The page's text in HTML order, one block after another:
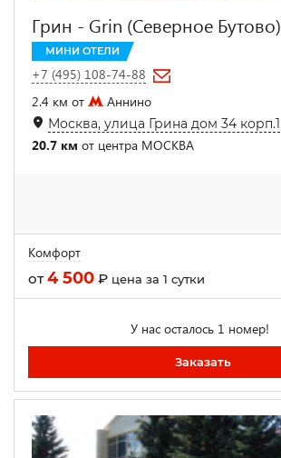
Грин - Grin (Северное Бутово)
МИНИ ОТЕЛИ
+7 (495) 108-74-88
2.4 км от
Аннино
Москва, улица Грина дом 34 корп.1
20.7 км от центра МОСКВА
Комфорт
от4 500 ₽ цена за 1 сутки
У нас осталось 1 номер!
Заказать